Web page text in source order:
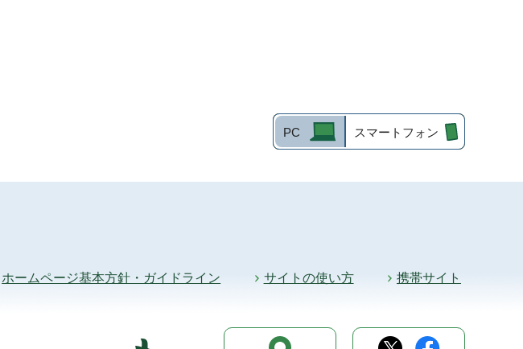
PC スマートフォン
ホームページ基本方針・ガイドライン サイトの使い方 携帯サイト